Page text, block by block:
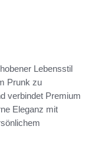
Lebensstil
Prunk zu
verbindet Premium
Eleganz mit